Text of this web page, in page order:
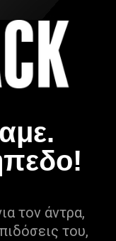
τον άντρα,
του,